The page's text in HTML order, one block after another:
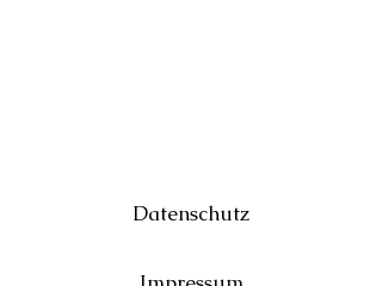
Datenschutz